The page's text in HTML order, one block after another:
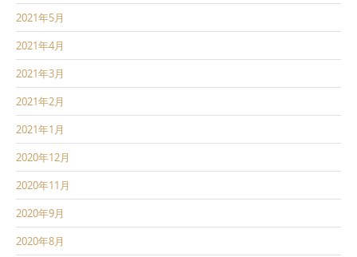
2021年5月
2021年4月
2021年3月
2021年2月
2021年1月
2020年12月
2020年11月
2020年9月
2020年8月